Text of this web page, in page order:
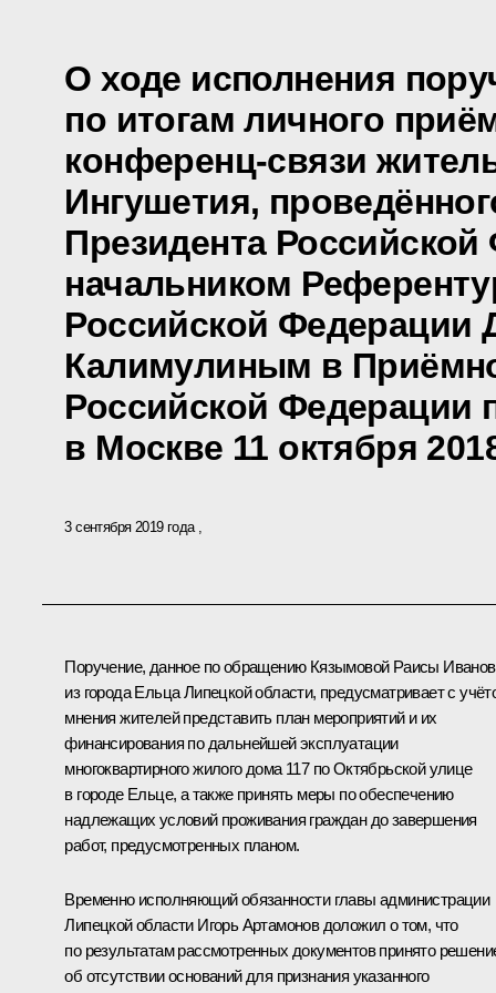
О ходе исполнения
по итогам личного
конференц-связи
Ингушетия,
Президента
начальником
Российской Федерации
Калимулиным в
Российской Федерации
в Москве 11 октября
3 сентября 2019 года
Поручение, данное по обращению Кязымовой Раисы
из города Ельца Липецкой области, предусматривает с
мнения жителей представить план мероприятий и их
финансирования по дальнейшей эксплуатации
многоквартирного жилого дома 117 по Октябрьской улице
в городе Ельце, а также принять меры по обеспечению
надлежащих условий проживания граждан до завершения
работ, предусмотренных планом.
Временно исполняющий обязанности главы администрации
Липецкой области Игорь Артамонов доложил о том, что
по результатам рассмотренных документов принято
об отсутствии оснований для признания указанного